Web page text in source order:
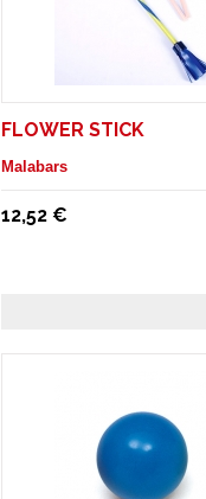
FLOWER STICK
Malabars
12,52 €